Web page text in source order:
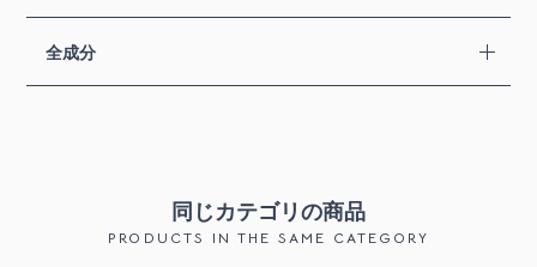
全成分
同じカテゴリの商品
PRODUCTS IN THE SAME CATEGORY